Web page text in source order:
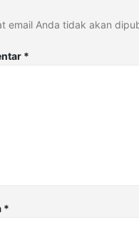
email Anda tidak akan
*
*